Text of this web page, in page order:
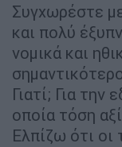
Συγχωρέστε
και πολύ
νομικά και
Γιατί; Για την
οποία τόση
Ελπίζω ότι οι